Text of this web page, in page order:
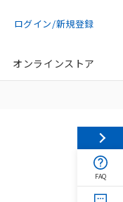
ログイン/新規登録
オンラインストア
FAQ